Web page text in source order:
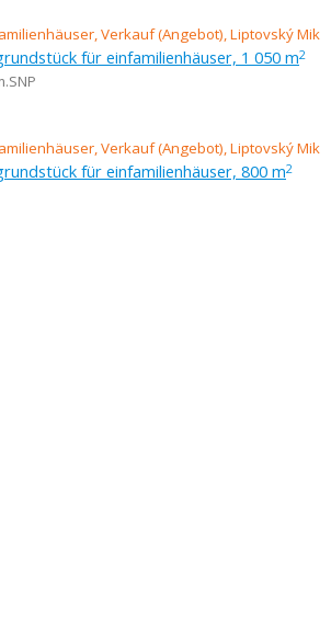
für einfamilienhäuser, 1 050 m2
für einfamilienhäuser, 800 m2